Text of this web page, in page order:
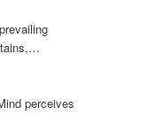
perceives